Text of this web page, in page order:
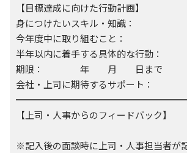
【目標達成に向けた行動計画】
身につけたいスキル・知識：
今年度中に取り組むこと：
半年以内に着手する具体的な行動：
期限： 年 月 日まで
会社・上司に期待するサポート：
【上司・人事からのフィードバック】
※記入後の面談時に上司・人事担当者が